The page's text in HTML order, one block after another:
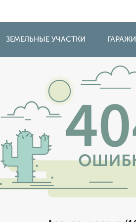
ЗЕМЕЛЬНЫЕ УЧАСТКИ